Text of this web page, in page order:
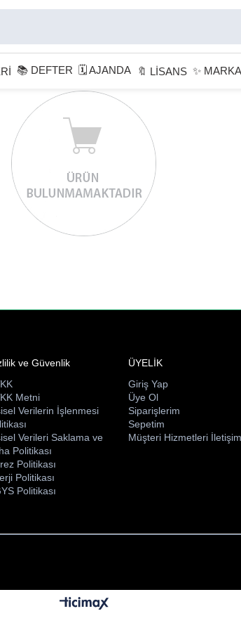
📚 DEFTER 🗓 AJANDA 🔖 LİSANS ✨
ve Güvenlik
Metni
Verilerin İşlenmesi
Verileri Saklama ve
Politikası
Politikası
Politikası
Politikası
ÜYELİK
Giriş Yap
Üye Ol
Siparişlerim
Sepetim
Müşteri Hizmetleri İletişim